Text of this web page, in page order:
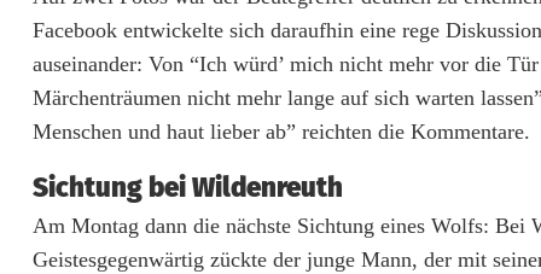
n
d
Facebook entwickelte sich daraufhin eine rege
auseinander: Von “Ich würd’ mich nicht mehr vor die
Märchenträumen nicht mehr lange auf sich warten
Menschen und haut lieber ab” reichten die Kommentare.
Sichtung bei Wildenreuth
Am Montag dann die nächste Sichtung eines Wolfs: Bei
Geistesgegenwärtig zückte der junge Mann, der mit